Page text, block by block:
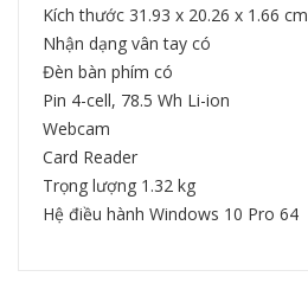
Kích thước 31.93 x 20.26 x 1.66 cm
Nhận dạng vân tay có
Đèn bàn phím có
Pin 4-cell, 78.5 Wh Li-ion
Webcam
Card Reader
Trọng lượng 1.32 kg
Hệ điều hành Windows 10 Pro 64